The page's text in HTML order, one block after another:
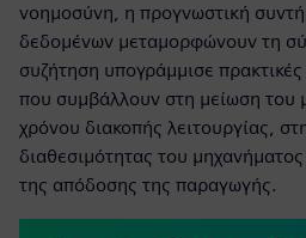
νοημοσύνη, η προγνωστική
δεδομένων μεταμορφώνουν τη
συζήτηση υπογράμμισε
που συμβάλλουν στη μείωση του
χρόνου διακοπής λειτουργίας,
διαθεσιμότητας του
της απόδοσης της παραγωγής.